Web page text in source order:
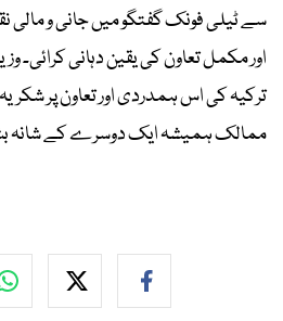
سے ٹیلی فونک گفتگو میں جانی و مالی
اور مکمل تعاون کی یقین دہانی کرائی۔
ترکیہ کی اس ہمدردی اور تعاون پر
ممالک ہمیشہ ایک دوسرے کے شانہ